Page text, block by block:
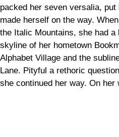
packed her seven versalia,
made herself on the way.
the Italic Mountains, she had
skyline of her hometown
Alphabet Village and the
Lane. Pityful a rethoric
she continued her way. On her